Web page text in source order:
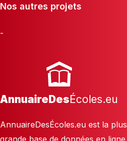
Nos autres projets
-
AnnuaireDesÉcoles.eu
AnnuaireDesÉcoles.eu est la plus
grande base de données en ligne